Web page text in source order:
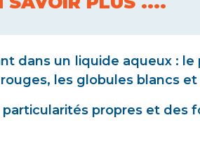
dans un liquide aqueux : le
les globules blancs
propres et des